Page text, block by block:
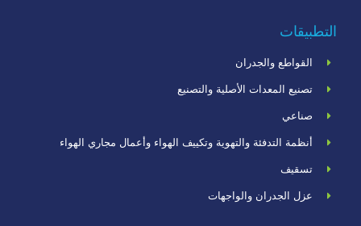
التطبيقات
القواطع والجدران
تصنيع المعدات الأصلية والتصنيع
صناعي
أنظمة التدفئة والتهوية وتكييف الهواء وأعمال مجاري الهواء
تسقيف
عزل الجدران والواجهات